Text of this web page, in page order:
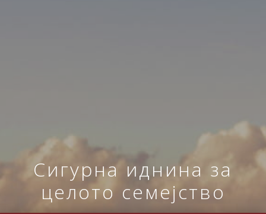
Сигурна иднина за
целото семејство